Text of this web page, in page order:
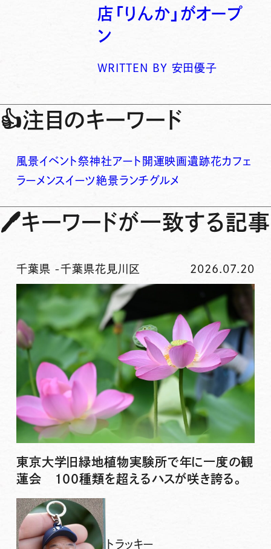
店「りんか」がオープ
ン
WRITTEN BY 安田優子
👍注目のキーワード
風景イベント祭神社アート 開運映画遺跡花カフェ
ラーメンスイーツ絶景ランチグルメ
🖊キーワードが一致する記事
千葉県 -千葉県花見川区 2026.07.20
東京大学旧緑地植物実験所で年に一度の観
蓮会 100種類を超えるハスが咲き誇る。
トラッキー